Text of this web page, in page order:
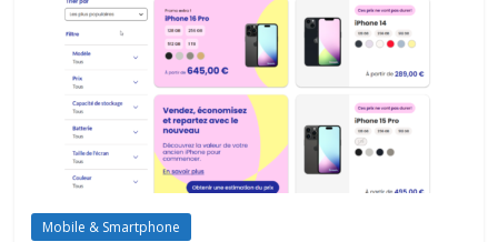
Mobile & Smartphone